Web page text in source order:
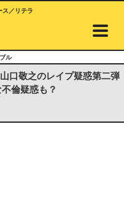
／リテラ
ル
口敬之のレイプ疑惑第二弾
倫疑惑も？